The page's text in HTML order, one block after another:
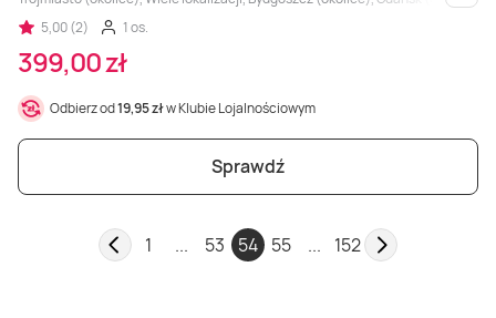
i inne
5,00 (2)
1 os.
399,00 zł
Odbierz od19,95 złw Klubie Lojalnościowym
Sprawdź
1 ... 53 54 55 ... 152